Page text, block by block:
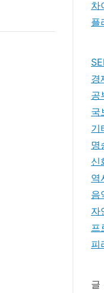
차
플
경
공
국
기
명
신
역
음
자
프
피
글